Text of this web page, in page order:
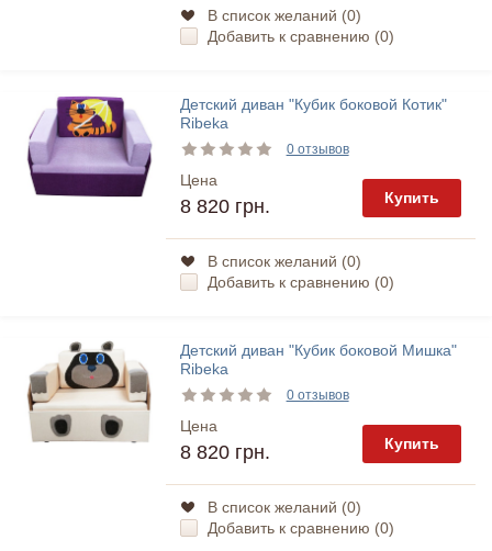
В список желаний (0)
Добавить к сравнению (0)
Детский диван "Кубик боковой Котик"
Ribeka
0 отзывов
Цена
8 820 грн. Купить
В список желаний (0)
Добавить к сравнению (0)
Детский диван "Кубик боковой Мишка"
Ribeka
0 отзывов
Цена
8 820 грн. Купить
В список желаний (0)
Добавить к сравнению (0)